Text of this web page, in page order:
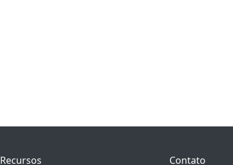
Recursos Contato